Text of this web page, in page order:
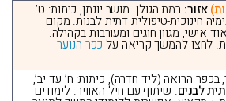
אזור: רמת הגולן. מושב יונתן, כיתות: ט’
חינוכית-טיפולית דתית לבנות. מקום
אישי, מגוון חוגים ומעורבות בקהילה.
לחצו להמשך קריאה על כפר הנוער
הרואה (ליד חדרה), כיתות: ח’ עד יב’,
לבנים. שיתוף עם חיל האוויר. לימודים